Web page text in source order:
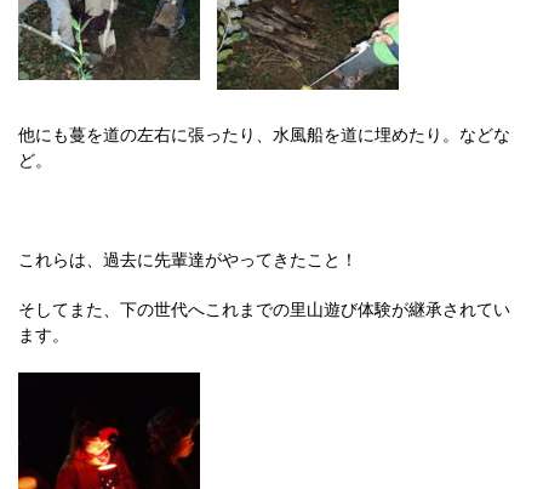
他にも蔓を道の左右に張ったり、水風船を道に埋めたり。などな
ど。
これらは、過去に先輩達がやってきたこと！
そしてまた、下の世代へこれまでの里山遊び体験が継承されてい
ます。